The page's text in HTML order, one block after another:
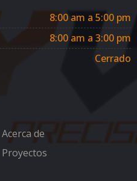
8:00 am a 5:00 pm
8:00 am a 3:00 pm
Cerrado
Acerca de
Proyectos